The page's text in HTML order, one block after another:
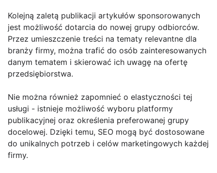
Kolejną zaletą publikacji artykułów sponsorowanych
jest możliwość dotarcia do nowej grupy odbiorców.
Przez umieszczenie treści na tematy relevantne dla
branży firmy, można trafić do osób zainteresowanych
danym tematem i skierować ich uwagę na ofertę
przedsiębiorstwa.
Nie można również zapomnieć o elastyczności tej
usługi - istnieje możliwość wyboru platformy
publikacyjnej oraz określenia preferowanej grupy
docelowej. Dzięki temu, SEO mogą być dostosowane
do unikalnych potrzeb i celów marketingowych każdej
firmy.